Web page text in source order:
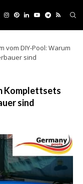
vom DIY-Pool: Warum
sind
Komplettsets
sind